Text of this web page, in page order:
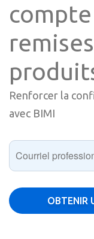
Renforcer la
avec BIMI